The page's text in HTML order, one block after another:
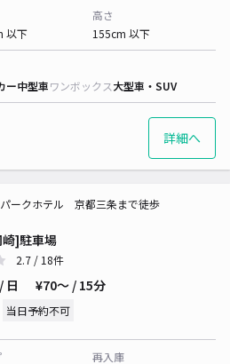
以下
高さ
155cm 以下
ー中型車ワンボックス大型車・SUV
詳細へ
]駐車場
ークホテル 京都三条まで徒歩
2.7 / 18件
/ 日 ¥70〜 / 15分
当日予約不可
再入庫